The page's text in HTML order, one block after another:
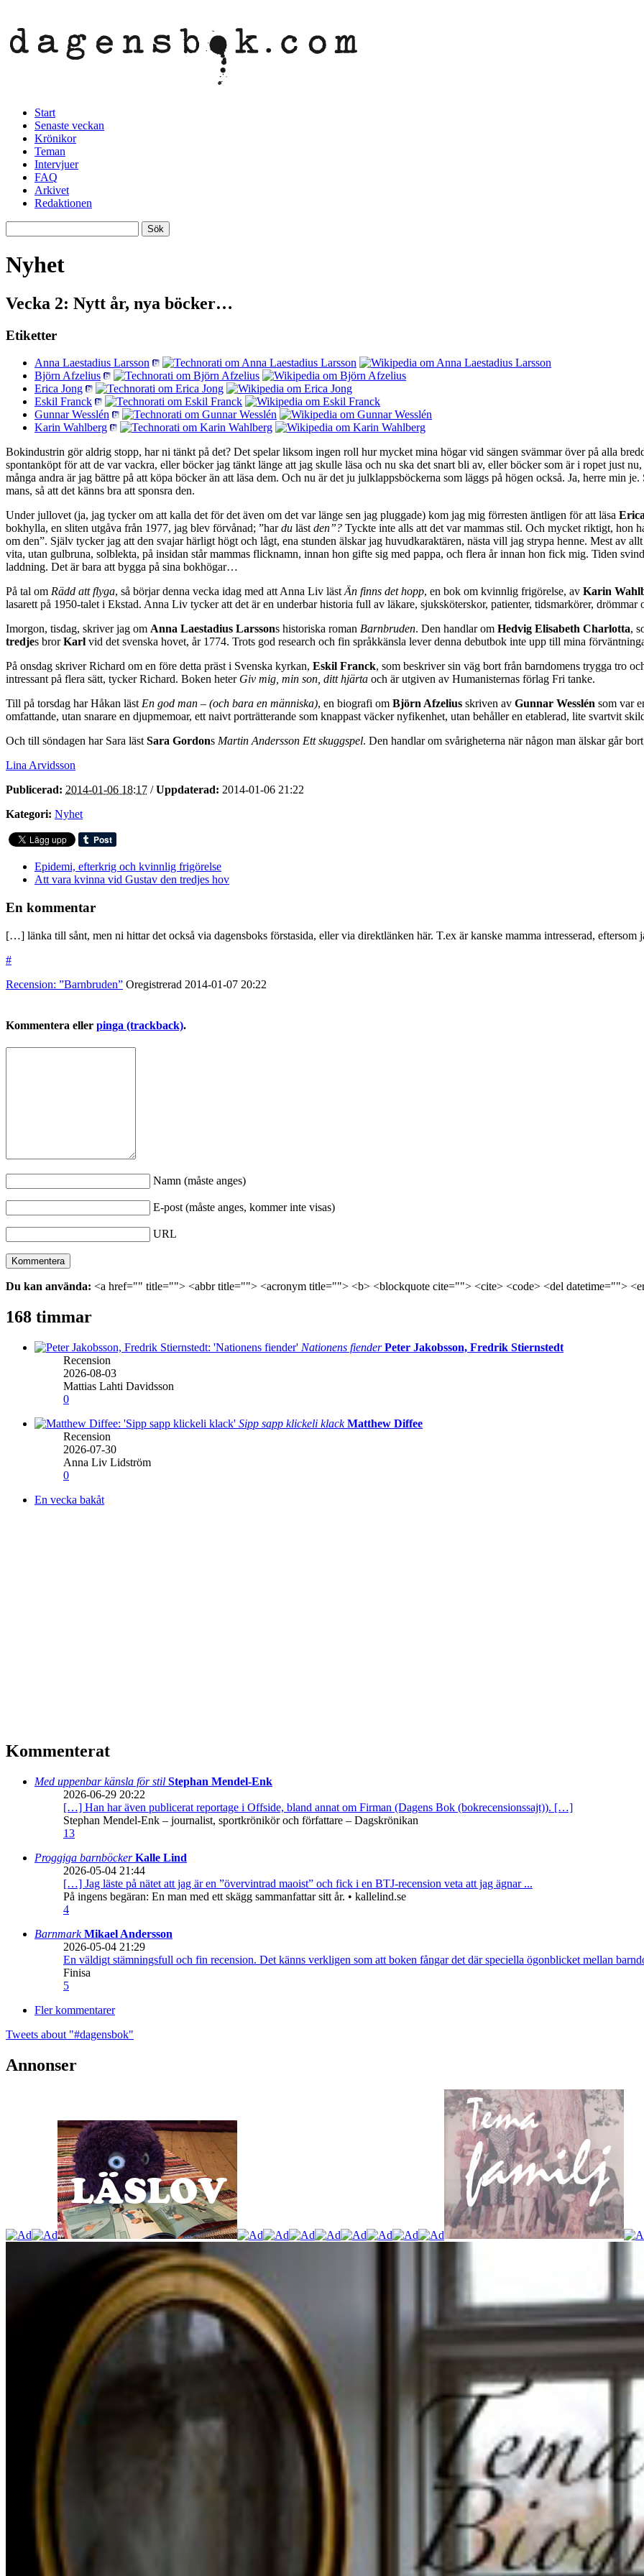
Start
Senaste veckan
Krönikor
Teman
Intervjuer
FAQ
Arkivet
Redaktionen
Nyhet
Vecka 2: Nytt år, nya böcker…
Etiketter
Anna Laestadius Larsson
Björn Afzelius
Erica Jong
Eskil Franck
Gunnar Wesslén
Karin Wahlberg
Bokindustrin gör aldrig stopp, har ni tänkt på det? Det spelar liksom ingen roll hur mycket mina högar vid sängen svämmar över på alla
spontanköpt för att de var vackra, eller böcker jag tänkt länge att jag skulle läsa och nu ska det snart bli av, eller böcker som är i ropet just
många andra är jag bättre på att köpa böcker än att läsa dem. Och nu är det ju julklappsböckerna som läggs på högen också. Ja, herre min
mans, så att det känns bra att sponsra den.
Under jullovet (ja, jag tycker om att kalla det för det även om det var länge sen jag pluggade) kom jag mig förresten äntligen för att läsa
bokhylla, en sliten utgåva från 1977, jag blev förvånad; ”hardu läst den”? Tyckte inte alls att det var mammas stil. Och mycket riktigt, hon
om den”. Själv tycker jag att den svajar härligt högt och lågt, ena stunden älskar jag huvudkaraktären, nästa vill jag strypa henne. Mest av
vita, utan gulbruna, solblekta, på insidan står mammas flicknamn, innan hon gifte sig med pappa, och flera år innan hon fick mig. Tiden
laddning. Det är bara att bygga på sina bokhögar…
På tal om Rädd att flyga, så börjar denna vecka idag med att Anna Liv läst Än finns det hopp, en bok om kvinnlig frigörelse, av Karin
lasarett på 1950-talet i Ekstad. Anna Liv tycker att det är en underbar historia full av läkare, sjuksköterskor, patienter, tidsmarkörer,
Imorgon, tisdag, skriver jag om Anna Laestadius Larssons historiska roman Barnbruden. Den handlar om Hedvig Elisabeth Charlotta,
tredjes brorKarl vid det svenska hovet, år 1774. Trots god research och fin språkkänsla lever denna debutbok inte upp till mina
På onsdag skriver Richard om en före detta präst i Svenska kyrkan, Eskil Franck, som beskriver sin väg bort från barndomens trygga tro
intressant på flera sätt, tycker Richard. Boken heter Giv mig, min son, ditt hjärta och är utgiven av Humanisternas förlag Fri tanke.
Till på torsdag har Håkan läst En god man – (och bara en människa), en biografi om Björn Afzelius skriven av Gunnar Wesslén som var
omfattande, utan snarare en djupmemoar, ett naivt porträtterande som knappast väcker nyfikenhet, utan behåller en etablerad, lite svartvit
Och till söndagen har Sara läst Sara Gordons Martin Andersson Ett skuggspel. Den handlar om svårigheterna när någon man älskar går
Lina Arvidsson
Publicerad: 2014-01-06 18:17 /Uppdaterad: 2014-01-06 21:22
Kategori: Nyhet
Epidemi, efterkrig och kvinnlig frigörelse
Att vara kvinna vid Gustav den tredjes hov
En kommentar
[…] länka till sånt, men ni hittar det också via dagensboks förstasida, eller via direktlänken här. T.ex är kanske mamma intresserad,
#
Recension: ”Barnbruden” Oregistrerad 2014-01-07 20:22
Kommentera eller pinga (trackback).
Namn (måste anges)
E-post (måste anges, kommer inte visas)
URL
Du kan använda: <a href="" title=""> <abbr title=""> <acronym title=""> <b> <blockquote cite=""> <cite> <code> <del datetime="">
168 timmar
Nationens fiender Peter Jakobsson, Fredrik Stiernstedt
Recension
2026-08-03
Mattias Lahti Davidsson
0
Sipp sapp klickeli klack Matthew Diffee
Recension
2026-07-30
Anna Liv Lidström
0
En vecka bakåt
Kommenterat
Med uppenbar känsla för stil Stephan Mendel-Enk
2026-06-29 20:22
[…] Han har även publicerat reportage i Offside, bland annat om Firman (Dagens Bok (bokrecensionssajt)). […]
Stephan Mendel-Enk – journalist, sportkrönikör och författare – Dagskrönikan
13
Proggiga barnböckerKalle Lind
2026-05-04 21:44
[…] Jag läste på nätet att jag är en ”övervintrad maoist” och fick i en BTJ-recension veta att jag ägnar ...
På ingens begäran: En man med ett skägg sammanfattar sitt år. • kallelind.se
4
BarnmarkMikael Andersson
2026-05-04 21:29
En väldigt stämningsfull och fin recension. Det känns verkligen som att boken fångar det där speciella ögonblicket mellan
Finisa
5
Fler kommentarer
Tweets about "#dagensbok"
Annonser